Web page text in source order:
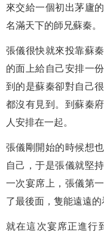
來交給一個初出茅廬
名滿天下的師兄蘇秦。
張儀很快就來投靠蘇
的面上給自己安排一
到的是蘇秦卻對自己
都沒有見到。到蘇秦
人安排在一起。
張儀剛開始的時候想
自己，于是張儀就堅
一次宴席上，張儀第
了最後面，隻能遠遠的
就在這次宴席正進行